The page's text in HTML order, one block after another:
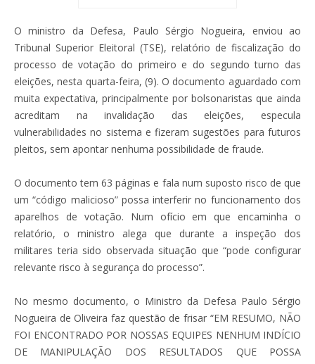
O ministro da Defesa, Paulo Sérgio Nogueira, enviou ao
Tribunal Superior Eleitoral (TSE), relatório de fiscalização do
processo de votação do primeiro e do segundo turno das
eleições, nesta quarta-feira, (9). O documento aguardado com
muita expectativa, principalmente por bolsonaristas que ainda
acreditam na invalidação das eleições, especula
vulnerabilidades no sistema e fizeram sugestões para futuros
pleitos, sem apontar nenhuma possibilidade de fraude.
O documento tem 63 páginas e fala num suposto risco de que
um “código malicioso” possa interferir no funcionamento dos
aparelhos de votação. Num ofício em que encaminha o
relatório, o ministro alega que durante a inspeção dos
militares teria sido observada situação que “pode configurar
relevante risco à segurança do processo”.
No mesmo documento, o Ministro da Defesa Paulo Sérgio
Nogueira de Oliveira faz questão de frisar “EM RESUMO, NÃO
FOI ENCONTRADO POR NOSSAS EQUIPES NENHUM INDÍCIO
DE MANIPULAÇÃO DOS RESULTADOS QUE POSSA